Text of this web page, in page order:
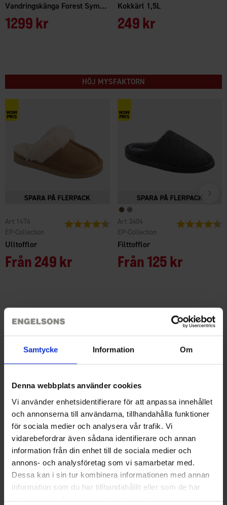
Samtycke Information Om
Denna webbplats använder cookies
Vi använder enhetsidentifierare för att anpassa innehållet
och annonserna till användarna, tillhandahålla funktioner
för sociala medier och analysera vår trafik. Vi
vidarebefordrar även sådana identifierare och annan
information från din enhet till de sociala medier och
annons- och analysföretag som vi samarbetar med.
Dessa kan i sin tur kombinera informationen med annan
information som du har tillhandahållit eller som de har
samlat in när du har använt deras tjänster.
Vandringskänga Forest Sympatex 2,0
1299 kr
Kokkärl 1,5L
249 kr
HÖJ MYSFAKTORN
Ulltofflor
EP-Collection
Art 1476 Betyg: 4.2 utav 5 stjärnor
Från249 kr
Filttofflor
EP-Collection
Art 3404 Betyg:
Från125 kr
Aqiila Lightbird G1 – Lykta och ficklampa
Aqiila
Art 8558 Betyg: 4.6 utav 5 stjärnor
175 kr
GP SecurELite 3in1
GP
Art 7574 Betyg:
349 kr